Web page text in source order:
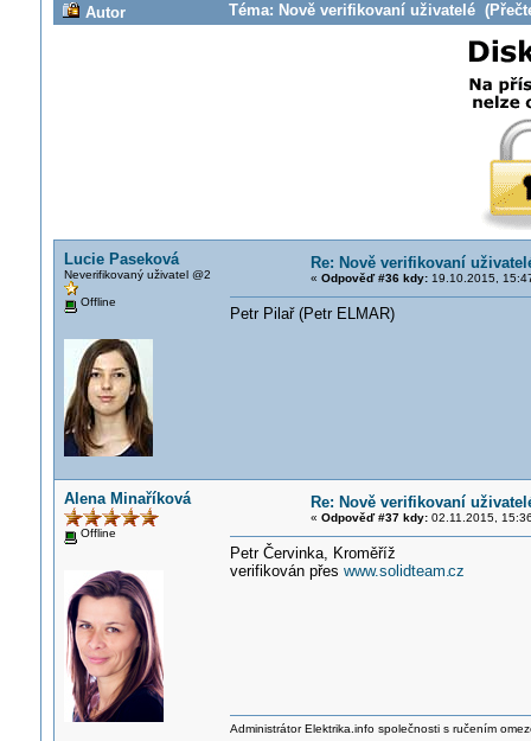
Autor Téma: Nově verifikovaní uživatelé
Lucie Paseková
Neverifikovaný uživatel @2
Offline
Re: Nově verifikovaní
« Odpověď #36 kdy:19.10.2015,
Petr Pilař (Petr ELMAR)
Alena Minaříková
Offline
Re: Nově verifikovaní
« Odpověď #37 kdy:02.11.2015,
Petr Červinka, Kroměříž
verifikován přes www.solidteam.cz
Administrátor Elektrika.info společnosti s ručením